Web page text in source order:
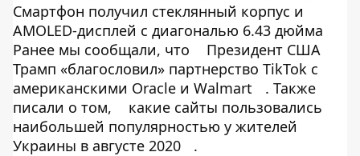
Смартфон получил стеклянный корпус и
AMOLED-дисплей с диагональю 6.43 дюйма
Ранее мы сообщали, что
Президент США
Трамп «благословил» партнерство TikTok с
американскими Oracle и Walmart
. Также
писали о том,
какие сайты пользовались
наибольшей популярностью у жителей
Украины в августе 2020
.